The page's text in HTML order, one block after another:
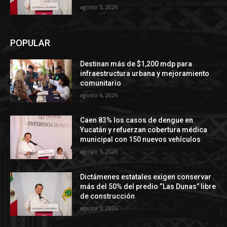
agosto 5, 2026
POPULAR
Destinan más de $1,200 mdp para
infraestructura urbana y mejoramiento
comunitario
agosto 6, 2026
Caen 83% los casos de dengue en
Yucatán y refuerzan cobertura médica
municipal con 150 nuevos vehículos
agosto 5, 2026
Dictámenes estatales exigen conservar
más del 50% del predio “Las Dunas” libre
de construcción
agosto 5, 2026